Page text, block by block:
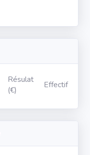
Résulat
(€)
Effectif